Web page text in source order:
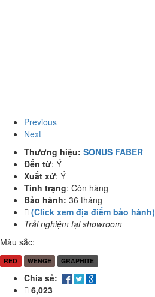
Previous
Next
Thương hiệu: SONUS FABER
Đến từ: Ý
Xuất xứ: Ý
Tình trạng: Còn hàng
Bảo hành: 36 tháng
(Click xem địa điểm bảo hành)
Trải nghiệm tại showroom
Màu sắc:
RED WENGE GRAPHITE
Chia sẻ:
6,023